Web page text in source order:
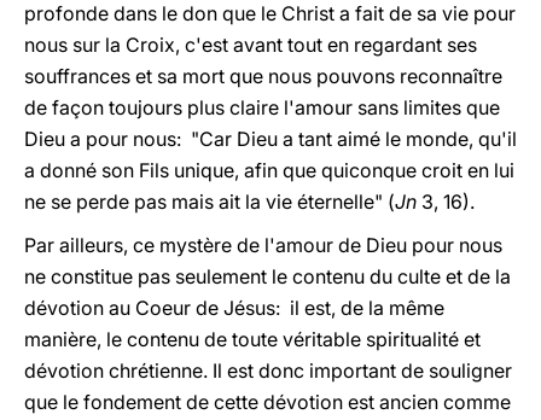
profonde dans le don que le Christ a fait de sa vie pour
nous sur la Croix, c'est avant tout en regardant ses
souffrances et sa mort que nous pouvons reconnaître
de façon toujours plus claire l'amour sans limites que
Dieu a pour nous: "Car Dieu a tant aimé le monde, qu'il
a donné son Fils unique, afin que quiconque croit en lui
ne se perde pas mais ait la vie éternelle" (Jn 3, 16).
Par ailleurs, ce mystère de l'amour de Dieu pour nous
ne constitue pas seulement le contenu du culte et de la
dévotion au Coeur de Jésus: il est, de la même
manière, le contenu de toute véritable spiritualité et
dévotion chrétienne. Il est donc important de souligner
que le fondement de cette dévotion est ancien comme